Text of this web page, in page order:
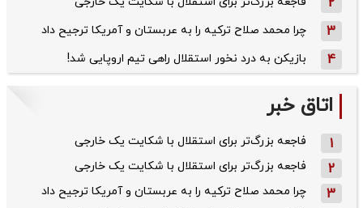
3 چرا محمد صلاح ترکیه را به عربستان و آمریکا ترجیح داد
4 بازیکن به درد نخور استقلال راهی تیم اروپایی شد!
اتاق خبر
1 فاجعه بزرگ‌تر برای استقلال با شکایت یک خارجی
2 فاجعه بزرگ‌تر برای استقلال با شکایت یک خارجی
3 چرا محمد صلاح ترکیه را به عربستان و آمریکا ترجیح داد